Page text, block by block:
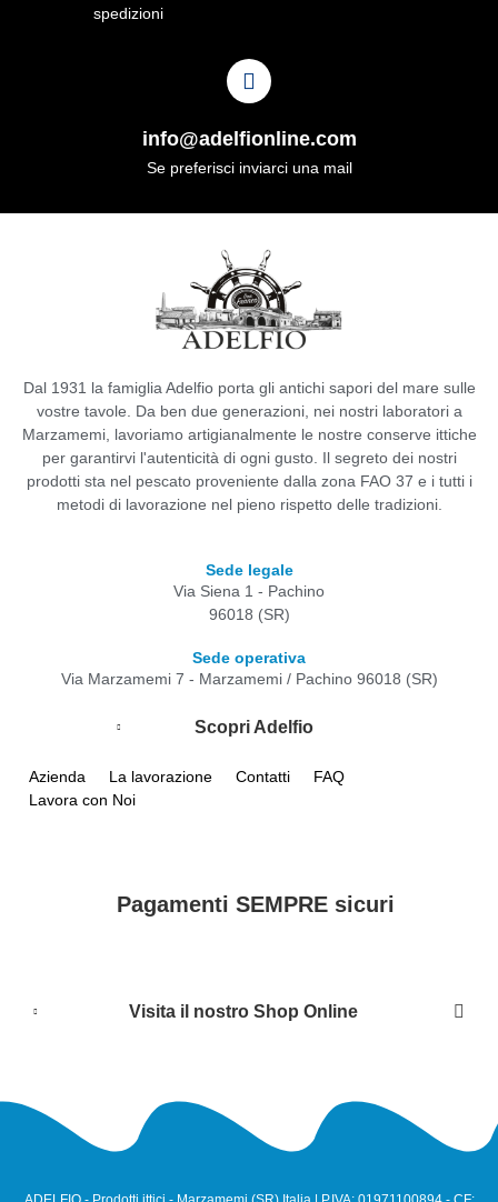
spedizioni
info@adelfionline.com
Se preferisci inviarci una mail
Dal 1931 la famiglia Adelfio porta gli antichi sapori del mare sulle
vostre tavole. Da ben due generazioni, nei nostri laboratori a
Marzamemi, lavoriamo artigianalmente le nostre conserve ittiche
per garantirvi l'autenticità di ogni gusto. Il segreto dei nostri
prodotti sta nel pescato proveniente dalla zona FAO 37 e i tutti i
metodi di lavorazione nel pieno rispetto delle tradizioni.
Sede legale
Via Siena 1 - Pachino
96018 (SR)
Sede operativa
Via Marzamemi 7 - Marzamemi / Pachino 96018 (SR)
Scopri Adelfio
Azienda La lavorazione Contatti
FAQ
Lavora con Noi
Pagamenti SEMPRE sicuri
Visita il nostro Shop Online